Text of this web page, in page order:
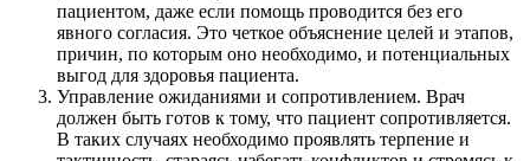
пациентом, даже если помощь проводится без его
явного согласия. Это четкое объяснение целей и этапов,
причин, по которым оно необходимо, и потенциальных
выгод для здоровья пациента.
Управление ожиданиями и сопротивлением. Врач
должен быть готов к тому, что пациент сопротивляется.
В таких случаях необходимо проявлять терпение и